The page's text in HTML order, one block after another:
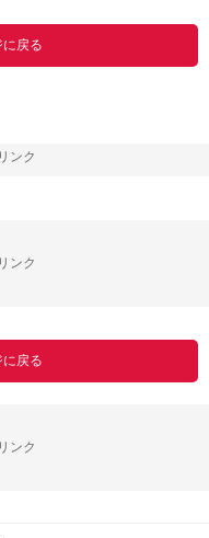
に戻る
ンク
ンク
に戻る
ンク